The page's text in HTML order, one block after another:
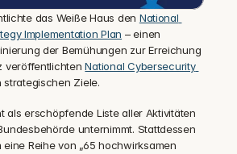
das Weiße Haus den National
Implementation Plan – einen
der Bemühungen zur Erreichung
veröffentlichten National Cybersecurity
Ziele.‍
als erschöpfende Liste aller Aktivitäten
unternimmt. Stattdessen
Reihe von „65 hochwirksamen